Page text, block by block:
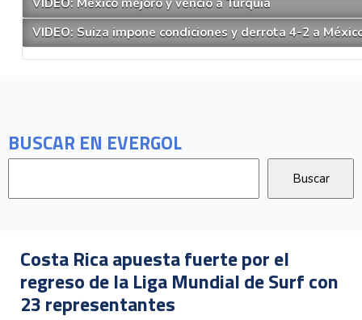
BUSCAR EN EVERGOL
Djokovic propone cambio para hacer el
tenis más atractivo: sets a cuatro
juegos
VIDEO: Suiza impone condiciones y derrota 4-2 a